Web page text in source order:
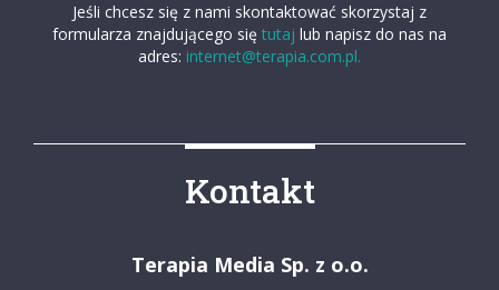
Jeśli chcesz się z nami skontaktować skorzystaj z
formularza znajdującego się tutaj lub napisz do nas na
adres: internet@terapia.com.pl.
Kontakt
Terapia Media Sp. z o.o.